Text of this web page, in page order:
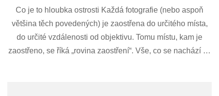
ostrosti
Co je to hloubka ostrosti Každá fotografie (nebo aspoň
většina těch povedených) je zaostřena do určitého místa,
do určité vzdálenosti od objektivu. Tomu místu, kam je
zaostřeno, se říká „rovina zaostření“. Vše, co se nachází …